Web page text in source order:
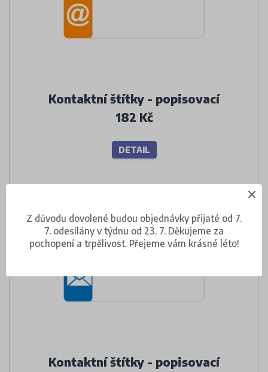
Kontaktní štítky - popisovací
182 Kč
DETAIL
Kontaktní štítky - popisovací
Z důvodu dovolené budou objednávky přijaté od 7.
7. odesílány v týdnu od 23. 7. Děkujeme za
pochopení a trpělivost. Přejeme vám krásné léto!